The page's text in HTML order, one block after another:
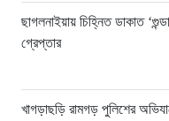
ছাগলনাইয়ায় চিহ্নিত ডাকাত
গ্রেপ্তার
খাগড়াছড়ি রামগড় পুলিশের